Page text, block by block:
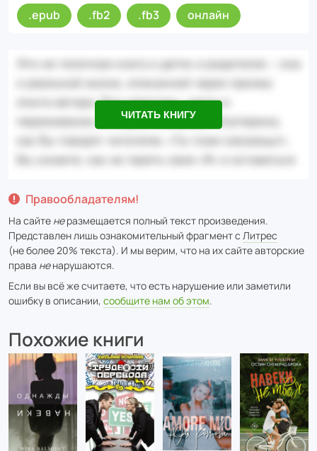
.epub .fb2 .fb3 онлайн
ЧИТАТЬ КНИГУ
Правообладателям!
На сайте неразмещается полный текст произведения.
Представлен лишь ознакомительный фрагмент с Литрес
(не более 20% текста). И мы верим, что на их сайте авторские
права ненарушаются.
Если вы всё же считаете, что есть нарушение или заметили
ошибку в описании, сообщите нам об этом.
Похожие книги